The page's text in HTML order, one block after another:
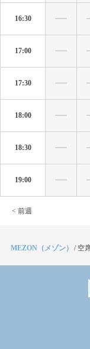
16:30
17:00
17:30
18:00
18:30
19:00
< 前週
MEZON（メゾン） / 空